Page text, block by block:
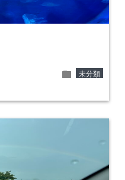
folder 未分類